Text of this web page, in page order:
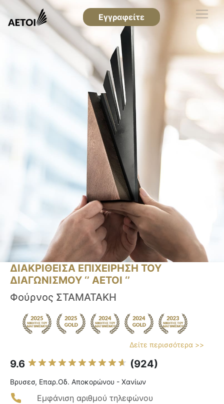
Εγγραφείτε
ΔΙΑΚΡΙΘΕΙΣΑ ΕΠΙΧΕΙΡΗΣΗ ΤΟΥ
ΔΙΑΓΩΝΙΣΜΟΥ ‘’ ΑΕΤΟΙ ‘’
Φούρνος ΣΤΑΜΑΤΑΚΗ
Δείτε περισσότερα >>
9.6 (924)
Βρυσεσ, Επαρ.Οδ. Αποκορώνου - Χανίων
Εμφάνιση αριθμού τηλεφώνου